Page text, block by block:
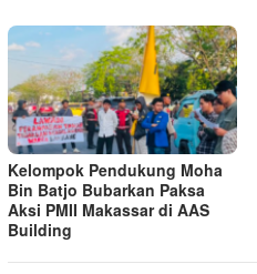
Kelompok Pendukung Moha
Bin Batjo Bubarkan Paksa
Aksi PMII Makassar di AAS
Building